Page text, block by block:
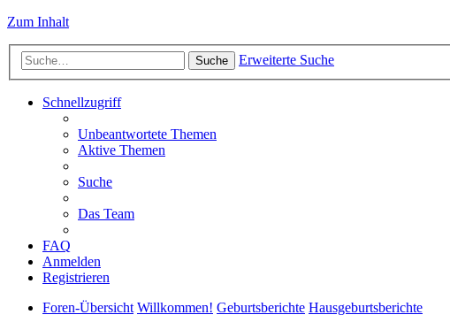
Zum Inhalt
Suche Erweiterte Suche
Schnellzugriff
Unbeantwortete Themen
Aktive Themen
Suche
Das Team
FAQ
Anmelden
Registrieren
Foren-Übersicht Willkommen! Geburtsberichte Hausgeburtsberichte